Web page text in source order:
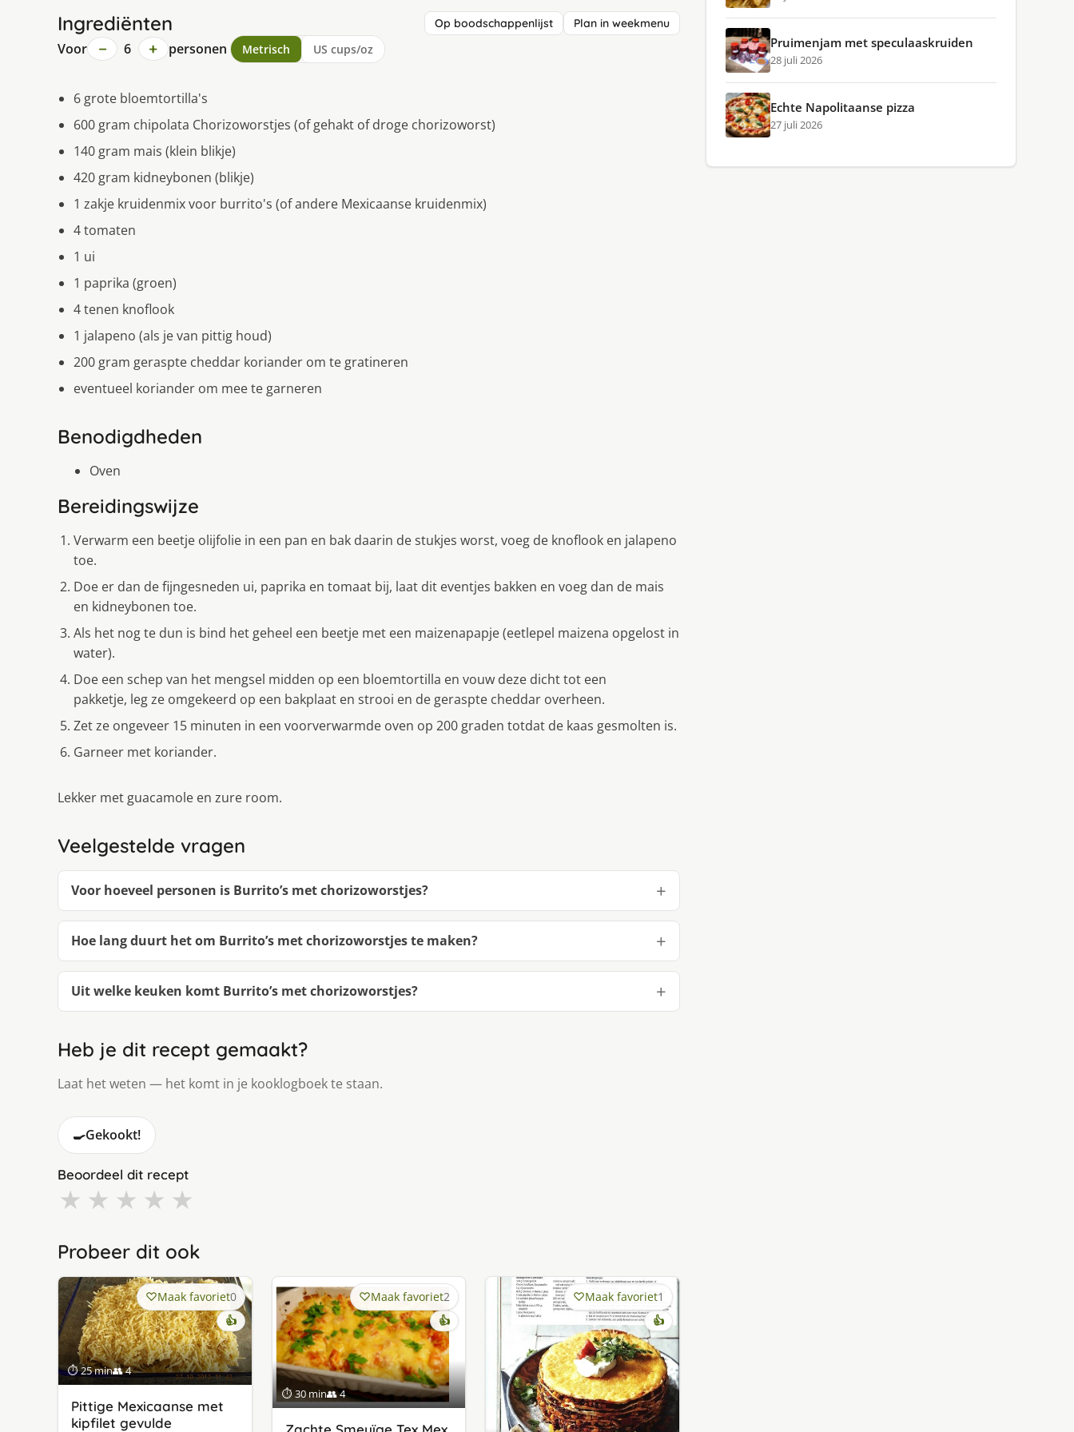
Ingrediënten Op boodschappenlijst Plan in weekmenu
Voor − 6 + personen Metrisch US cups/oz
6 grote bloemtortilla's
600 gram chipolata Chorizoworstjes (of gehakt of droge chorizoworst)
140 gram mais (klein blikje)
420 gram kidneybonen (blikje)
1 zakje kruidenmix voor burrito's (of andere Mexicaanse kruidenmix)
4 tomaten
1 ui
1 paprika (groen)
4 tenen knoflook
1 jalapeno (als je van pittig houd)
200 gram geraspte cheddar koriander om te gratineren
eventueel koriander om mee te garneren
Benodigdheden
Oven
Bereidingswijze
Verwarm een beetje olijfolie in een pan en bak daarin de stukjes worst, voeg de knoflook en jalapeno
toe.
Doe er dan de fijngesneden ui, paprika en tomaat bij, laat dit eventjes bakken en voeg dan de mais
en kidneybonen toe.
Als het nog te dun is bind het geheel een beetje met een maizenapapje (eetlepel maizena opgelost in
water).
Doe een schep van het mengsel midden op een bloemtortilla en vouw deze dicht tot een
pakketje, leg ze omgekeerd op een bakplaat en strooi en de geraspte cheddar overheen.
Zet ze ongeveer 15 minuten in een voorverwarmde oven op 200 graden totdat de kaas gesmolten is.
Garneer met koriander.
Lekker met guacamole en zure room.
Veelgestelde vragen
Voor hoeveel personen is Burrito’s met chorizoworstjes?
Hoe lang duurt het om Burrito’s met chorizoworstjes te maken?
Uit welke keuken komt Burrito’s met chorizoworstjes?
Heb je dit recept gemaakt?
Laat het weten — het komt in je kooklogboek te staan.
🍳Gekookt!
Beoordeel dit recept
★ ★ ★ ★ ★
Probeer dit ook
⏱ 25 min👥 4
Maak favoriet0
👍
Pittige Mexicaanse met
kipfilet gevulde
⏱ 30 min👥 4
Maak favoriet2
👍
Maak favoriet1
👍
Pruimenjam met speculaaskruiden
28 juli 2026
Echte Napolitaanse pizza
27 juli 2026